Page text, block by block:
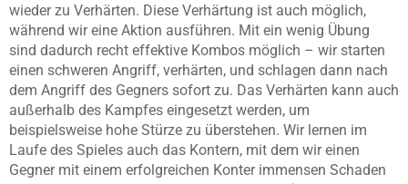
wieder zu Verhärten. Diese Verhärtung ist auch möglich,
während wir eine Aktion ausführen. Mit ein wenig Übung
sind dadurch recht effektive Kombos möglich – wir starten
einen schweren Angriff, verhärten, und schlagen dann nach
dem Angriff des Gegners sofort zu. Das Verhärten kann auch
außerhalb des Kampfes eingesetzt werden, um
beispielsweise hohe Stürze zu überstehen. Wir lernen im
Laufe des Spieles auch das Kontern, mit dem wir einen
Gegner mit einem erfolgreichen Konter immensen Schaden